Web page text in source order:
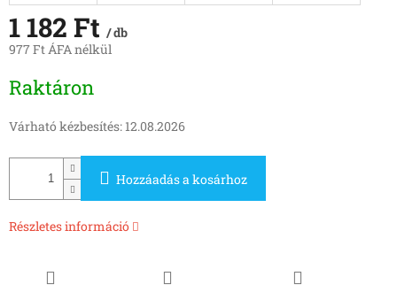
1 182 Ft / db
977 Ft ÁFA nélkül
Raktáron
Várható kézbesítés: 12.08.2026
Hozzáadás a kosárhoz
Részletes információ